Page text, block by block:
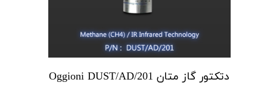
دتکتور گاز متان Oggioni DUST/AD/201